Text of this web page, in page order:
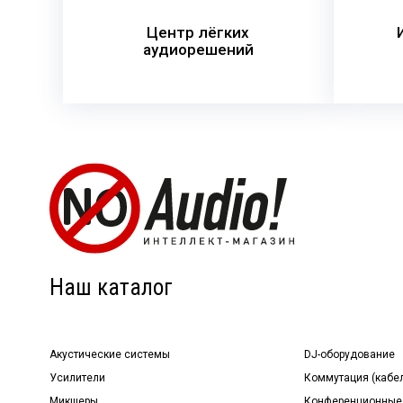
Центр лёгких
аудиорешений
Наш каталог
Акустические системы
Усилители
DJ-оборудование
Коммутация